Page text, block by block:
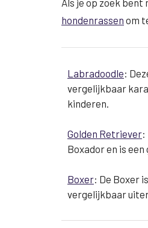
Als je op zoek bent
hondenrassen om
Labradoodle:
vergelijkbaar
kinderen.
Golden Retriever:
Boxador en is
Boxer: De Boxer
vergelijkbaar